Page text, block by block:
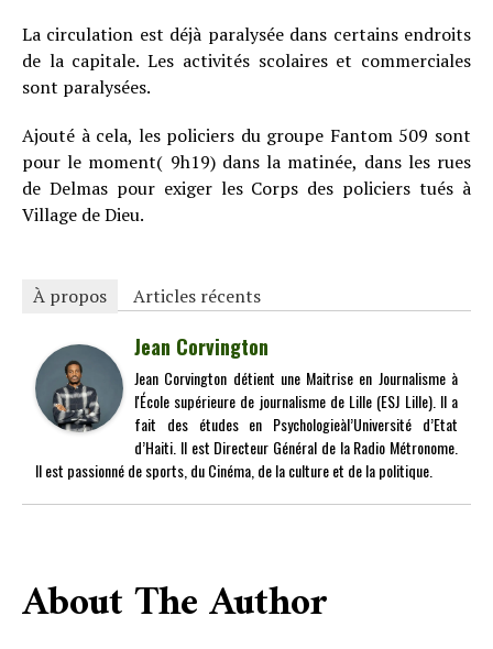
La circulation est déjà paralysée dans certains endroits
de la capitale. Les activités scolaires et commerciales
sont paralysées.
Ajouté à cela, les policiers du groupe Fantom 509 sont
pour le moment( 9h19) dans la matinée, dans les rues
de Delmas pour exiger les Corps des policiers tués à
Village de Dieu.
À propos Articles récents
Jean Corvington
Jean Corvington détient une Maitrise en Journalisme à
l'École supérieure de journalisme de Lille (ESJ Lille). Il a
fait des études en Psychologieàl’Université d’Etat
d’Haiti. Il est Directeur Général de la Radio Métronome.
Il est passionné de sports, du Cinéma, de la culture et de la politique.
About The Author